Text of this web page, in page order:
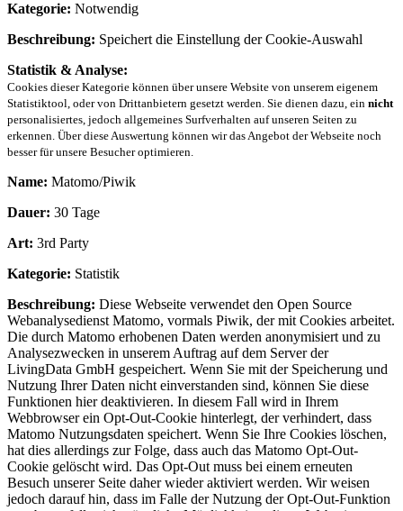
Kategorie: Notwendig
Beschreibung: Speichert die Einstellung der Cookie-Auswahl
Statistik & Analyse:
Cookies dieser Kategorie können über unsere Website von unserem eigenem
Statistiktool, oder von Drittanbietern gesetzt werden. Sie dienen dazu, ein nicht
personalisiertes, jedoch allgemeines Surfverhalten auf unseren Seiten zu
erkennen. Über diese Auswertung können wir das Angebot der Webseite noch
besser für unsere Besucher optimieren.
Name: Matomo/Piwik
Dauer: 30 Tage
Art: 3rd Party
Kategorie: Statistik
Beschreibung: Diese Webseite verwendet den Open Source
Webanalysedienst Matomo, vormals Piwik, der mit Cookies arbeitet.
Die durch Matomo erhobenen Daten werden anonymisiert und zu
Analysezwecken in unserem Auftrag auf dem Server der
LivingData GmbH gespeichert. Wenn Sie mit der Speicherung und
Nutzung Ihrer Daten nicht einverstanden sind, können Sie diese
Funktionen hier deaktivieren. In diesem Fall wird in Ihrem
Webbrowser ein Opt-Out-Cookie hinterlegt, der verhindert, dass
Matomo Nutzungsdaten speichert. Wenn Sie Ihre Cookies löschen,
hat dies allerdings zur Folge, dass auch das Matomo Opt-Out-
Cookie gelöscht wird. Das Opt-Out muss bei einem erneuten
Besuch unserer Seite daher wieder aktiviert werden. Wir weisen
jedoch darauf hin, dass im Falle der Nutzung der Opt-Out-Funktion